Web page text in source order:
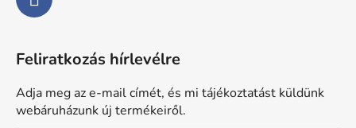
Feliratkozás hírlevélre
Adja meg az e-mail címét, és mi tájékoztatást küldünk
webáruházunk új termékeiről.